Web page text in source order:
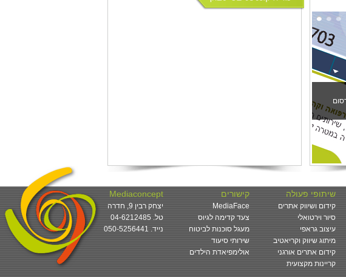
שיתופי פעולה
קידום ושיווק אתרים
סיור וירטואלי
עיצוב גראפי
מיתוג שיווק וקריאטיב
קידום אתרים אורגני
קריינות מקצועית
קישורים
MediaFace
צעד קדימה לגיוס
מעגל סוכנות לביטוח
שירותי סיעוד
אולימפיאדת הילדים
Mediaconcept
יצחק רבין 9, חדרה
טל. 04-6212485
050-5256441 .נייד